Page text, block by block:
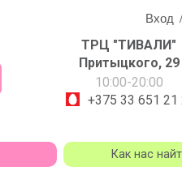
Вход
ТРЦ "ТИВАЛИ"
Притыцкого, 29
10:00-20:00
+375 33 651 21
Как нас